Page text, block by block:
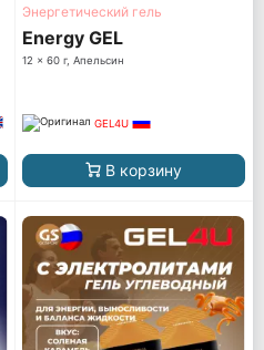
Энергетический гель
Energy GEL
12 x 60 г, Апельсин
GEL4U
В корзину